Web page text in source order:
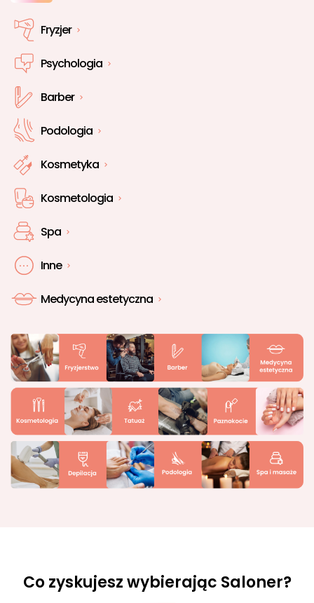
Fryzjer
Psychologia
Barber
Podologia
Kosmetyka
Kosmetologia
Spa
Inne
Medycyna estetyczna
Co zyskujesz wybierając Saloner?